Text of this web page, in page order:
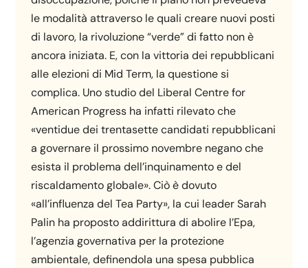
le modalità attraverso le quali creare nuovi posti
di lavoro, la rivoluzione “verde” di fatto non è
ancora iniziata. E, con la vittoria dei repubblicani
alle elezioni di Mid Term, la questione si
complica. Uno studio del Liberal Centre for
American Progress ha infatti rilevato che
«ventidue dei trentasette candidati repubblicani
a governare il prossimo novembre negano che
esista il problema dell’inquinamento e del
riscaldamento globale». Ciò è dovuto
«all’influenza del Tea Party», la cui leader Sarah
Palin ha proposto addirittura di abolire l’Epa,
l’agenzia governativa per la protezione
ambientale, definendola una spesa pubblica